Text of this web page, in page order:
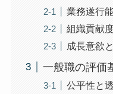
業務遂行
組織貢献
成長意欲
一般職の評価
公平性と